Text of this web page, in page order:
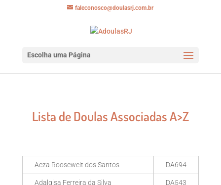
faleconosco@doulasrj.com.br
Escolha uma Página
Lista de Doulas Associadas A>Z
Acza Roosewelt dos Santos DA694
Adalgisa Ferreira da Silva DA543